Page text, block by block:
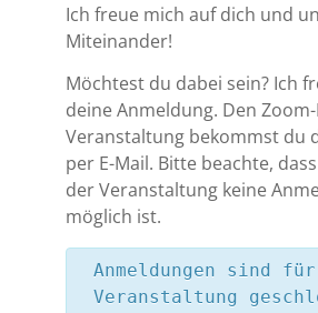
Ich freue mich auf dich und
Miteinander!
Möchtest du dabei sein? Ich
deine Anmeldung. Den
Veranstaltung bekommst du
per E-Mail. Bitte beachte,
der Veranstaltung keine
möglich ist.
Anmeldungen sind
Veranstaltung